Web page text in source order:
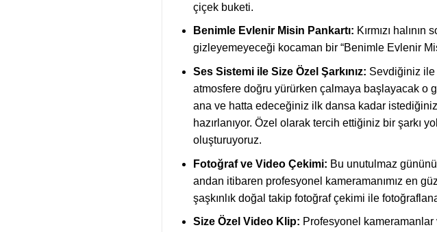
çiçek buketi.
Benimle Evlenir Misin Pankartı: Kırmızı
gizleyemeyeceği kocaman bir “Benimle Evlenir
Ses Sistemi ile Size Özel Şarkınız: Sevdiğiniz ile
atmosfere doğru yürürken çalmaya başlayacak o
ana ve hatta edeceğiniz ilk dansa kadar
hazırlanıyor. Özel olarak tercih ettiğiniz bir şarkı
oluşturuyoruz.
Fotoğraf ve Video Çekimi: Bu unutulmaz
andan itibaren profesyonel kameramanımız en
şaşkınlık doğal takip fotoğraf çekimi ile
Size Özel Video Klip: Profesyonel